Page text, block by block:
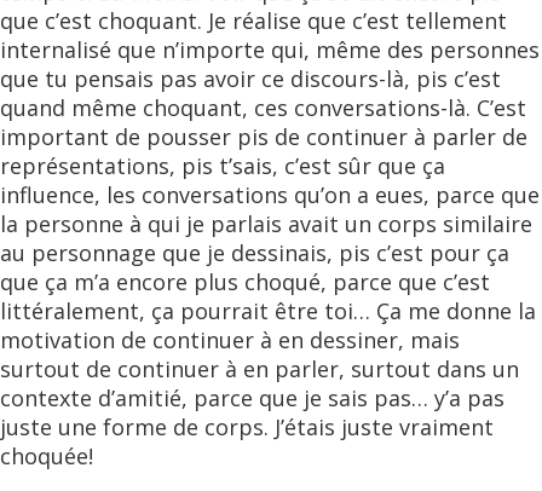
que c’est choquant. Je réalise que c’est tellement
internalisé que n’importe qui, même des personnes
que tu pensais pas avoir ce discours-là, pis c’est
quand même choquant, ces conversations-là. C’est
important de pousser pis de continuer à parler de
représentations, pis t’sais, c’est sûr que ça
influence, les conversations qu’on a eues, parce que
la personne à qui je parlais avait un corps similaire
au personnage que je dessinais, pis c’est pour ça
que ça m’a encore plus choqué, parce que c’est
littéralement, ça pourrait être toi… Ça me donne la
motivation de continuer à en dessiner, mais
surtout de continuer à en parler, surtout dans un
contexte d’amitié, parce que je sais pas… y’a pas
juste une forme de corps. J’étais juste vraiment
choquée!